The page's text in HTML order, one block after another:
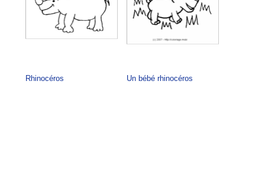
Rhinocéros Un bébé rhinocéros